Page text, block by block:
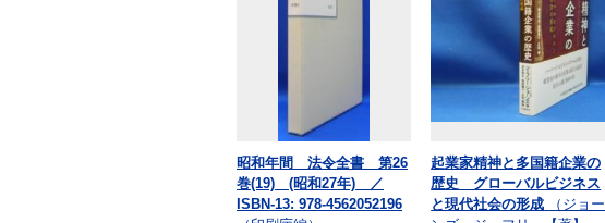
昭和年間 法令全書 第26
巻(19) (昭和27年) ／
ISBN-13: 978-4562052196
起業家精神と多国籍企業の
歴史 グローバルビジネス
と現代社会の形成
（ジョー